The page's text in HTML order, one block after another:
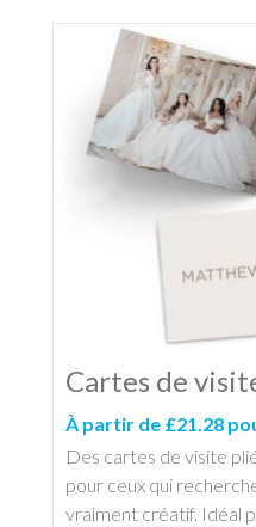
Cartes de
À partir de £21.28
Des cartes de visite
pour ceux qui
vraiment créatif. Idéal